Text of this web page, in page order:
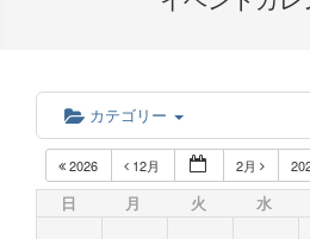
カテゴリー
2026 12月 2月
日 月 火 水